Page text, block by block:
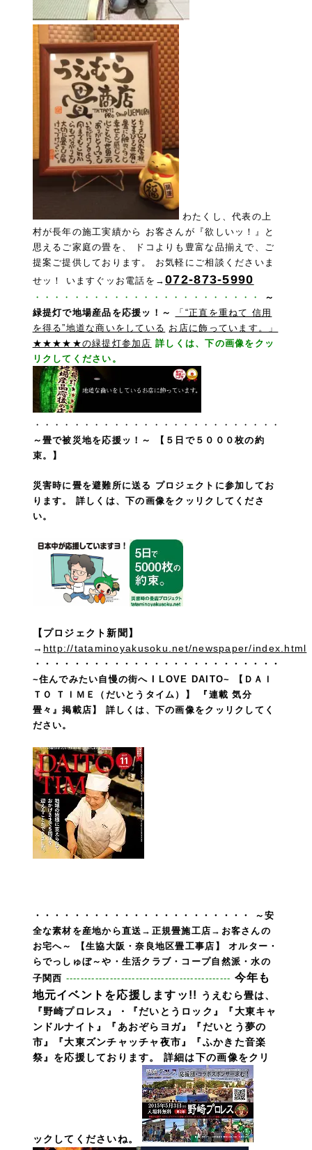
わたくし、代表の上
村が長年の施工実績から お客さんが『欲しいッ！』と
思えるご家庭の畳を、 ドコよりも豊富な品揃えで、ご
提案ご提供しております。 お気軽にご相談くださいま
せッ！ いますぐッお電話を→072-873-5990
・・・・・・・・・・・・・・・・・・・・・・・
～
緑提灯で地場産品を応援ッ！～
「“正直を重ねて 信用
を得る”地道な商いをしている お店に飾っています。」
★★★★★の緑提灯参加 店 詳しくは、下の画像をクッ
リクしてください。
・・・・・・・・・・・・・・・・・・・・・・・・・
～畳で被災地を応援ッ！～
【５日で５０００枚の約
束。】
災害時に畳を避難所に送る プロジェクトに参加してお
ります。
詳しくは、下の画像をクッリクしてくださ
い。
【プロジェクト新聞】
→ http://tataminoyakusoku.net/newspaper/index.html
・・・・・・・・・・・・・・・・・・・・・・・・・
~住んでみたい自慢の街へ I LOVE DAITO~
【ＤＡＩ
ＴＯ ＴＩＭＥ（だいとうタイム）】
『連載 気分
畳々』掲載店】
詳しくは、下の画像をクッリクしてく
ださい。
・・・・・・・・・・・・・・・・・・・・・・
～安
全な素材を産地から直送→正規畳施工店→お客さんの
お宅へ～ 【生協大阪・奈良地区畳工事店】
オルター・
らでっしゅぼ～や・生活クラブ・コープ自然派・水の
子関西 --------------------------------------------- 今年も
地元イベントを応援しますッ!!
うえむら畳は、
『野崎プロレス』・『だいとうロック』『大東キャ
ンドルナイト』『あおぞらヨガ』『だいとう夢の
市』『大東ズンチャッチャ夜市』『ふかきた音楽
祭』を応援しております。 詳細は下の画像をクリ
ックしてくださいね。